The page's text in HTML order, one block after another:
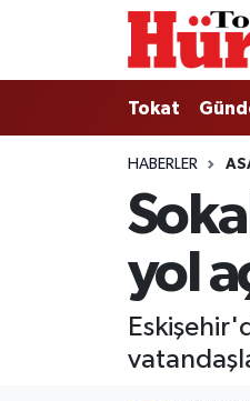
Tokat
HABERLER
yol
Tokat
Türkiye Gündemi
Gündem
Politika
Nöbetçi Eczaneler
Hava Durumu
Tokat Namaz
Tüm Manşetler